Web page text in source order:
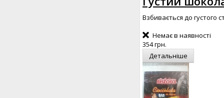
Взбивається до густого
Немає в наявності
354 грн.
Детальніше